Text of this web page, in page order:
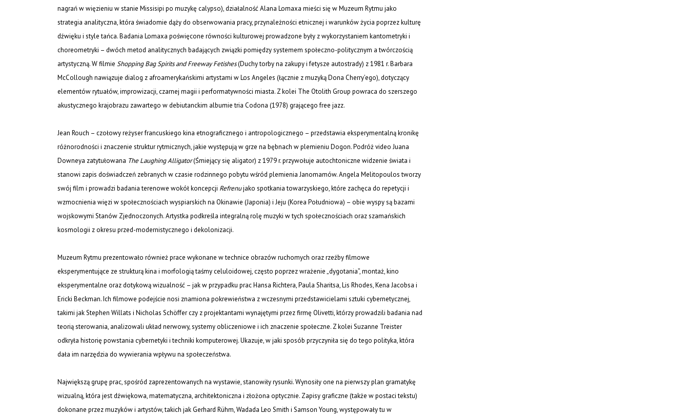
nagrań w więzieniu w stanie Missisipi po muzykę calypso), działalność Alana Lomaxa mieści się w Muzeum Rytmu jako
strategia analityczna, która świadomie dąży do obserwowania pracy, przynależności etnicznej i warunków życia poprzez kulturę
dźwięku i style tańca. Badania Lomaxa poświęcone równości kulturowej prowadzone były z wykorzystaniem kantometryki i
choreometryki – dwóch metod analitycznych badających związki pomiędzy systemem społeczno-politycznym a twórczością
artystyczną. W filmie Shopping Bag Spirits and Freeway Fetishes(Duchy torby na zakupy i fetysze autostrady) z 1981 r. Barbara
McCollough nawiązuje dialog z afroamerykańskimi artystami w Los Angeles (łącznie z muzyką Dona Cherry’ego), dotyczący
elementów rytuałów, improwizacji, czarnej magii i performatywności miasta. Z kolei The Otolith Group powraca do szerszego
akustycznego krajobrazu zawartego w debiutanckim albumie tria Codona (1978) grającego free jazz.
Jean Rouch – czołowy reżyser francuskiego kina etnograficznego i antropologicznego – przedstawia eksperymentalną kronikę
różnorodności i znaczenie struktur rytmicznych, jakie występują w grze na bębnach w plemieniu Dogon. Podróż video Juana
Downeya zatytułowana The Laughing Alligator(Śmiejący się aligator) z 1979 r. przywołuje autochtoniczne widzenie świata i
stanowi zapis doświadczeń zebranych w czasie rodzinnego pobytu wśród plemienia Janomamów. Angela Melitopoulos tworzy
swój film i prowadzi badania terenowe wokół koncepcji Refrenujako spotkania towarzyskiego, które zachęca do repetycji i
wzmocnienia więzi w społecznościach wyspiarskich na Okinawie (Japonia) i Jeju (Korea Południowa) – obie wyspy są bazami
wojskowymi Stanów Zjednoczonych. Artystka podkreśla integralną rolę muzyki w tych społecznościach oraz szamańskich
kosmologii z okresu przed-modernistycznego i dekolonizacji.
Muzeum Rytmu prezentowało również prace wykonane w technice obrazów ruchomych oraz rzeźby filmowe
eksperymentujące ze strukturą kina i morfologią taśmy celuloidowej, często poprzez wrażenie „dygotania”, montaż, kino
eksperymentalne oraz dotykową wizualność – jak w przypadku prac Hansa Richtera, Paula Sharitsa, Lis Rhodes, Kena Jacobsa i
Ericki Beckman. Ich filmowe podejście nosi znamiona pokrewieństwa z wczesnymi przedstawicielami sztuki cybernetycznej,
takimi jak Stephen Willats i Nicholas Schöffer czy z projektantami wynajętymi przez firmę Olivetti, którzy prowadzili badania nad
teorią sterowania, analizowali układ nerwowy, systemy obliczeniowe i ich znaczenie społeczne. Z kolei Suzanne Treister
odkryła historię powstania cybernetyki i techniki komputerowej. Ukazuje, w jaki sposób przyczyniła się do tego polityka, która
dała im narzędzia do wywierania wpływu na społeczeństwa.
Największą grupę prac, spośród zaprezentowanych na wystawie, stanowiły rysunki. Wynosiły one na pierwszy plan gramatykę
wizualną, która jest dźwiękowa, matematyczna, architektoniczna i złożona optycznie. Zapisy graficzne (także w postaci tekstu)
dokonane przez muzyków i artystów, takich jak Gerhard Rühm, Wadada Leo Smith i Samson Young, występowały tu w